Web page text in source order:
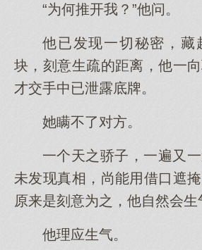
“为何推开我？”他问。
他已发现一切秘密，藏
块，刻意生疏的距离，他一
才交手中已泄露底牌。
她瞒不了对方。
一个天之骄子，一遍又
未发现真相，尚能用借口遮
原来是刻意为之，他自然会生
他理应生气。